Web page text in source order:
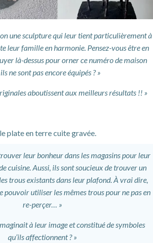
une sculpture qui leur tient particulièrement à
leur famille en harmonie. Pensez-vous être en
là-dessus pour orner ce numéro de maison
ne sont pas encore équipés ? »
aboutissent aux meilleurs résultats !! »
plate en terre cuite gravée.
leur bonheur dans les magasins pour leur
cuisine. Aussi, ils sont soucieux de trouver un
trous existants dans leur plafond. À vrai dire,
pouvoir utiliser les mêmes trous pour ne pas en
re-perçer… »
à leur image et constitué de symboles
qu’ils affectionnent ? »